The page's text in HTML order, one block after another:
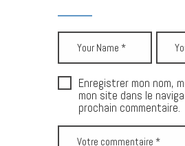
Enregistrer mon nom,
mon site dans le
prochain commentaire.